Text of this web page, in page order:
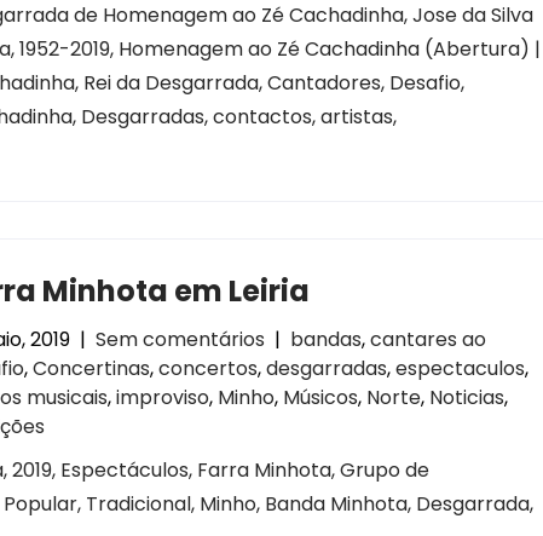
de Homenagem ao Zé Cachadinha, Jose da Silva
1952-2019, Homenagem ao Zé Cachadinha (Abertura) |
Rei da Desgarrada, Cantadores, Desafio,
Desgarradas, contactos, artistas,
Minhota em Leiria
2019 | Sem comentários | bandas,cantares ao
,Concertinas,concertos,desgarradas,espectaculos,
musicais,improviso, Minho, Músicos, Norte, Noticias,
2019, Espectáculos, Farra Minhota, Grupo de
Tradicional, Minho, Banda Minhota, Desgarrada,